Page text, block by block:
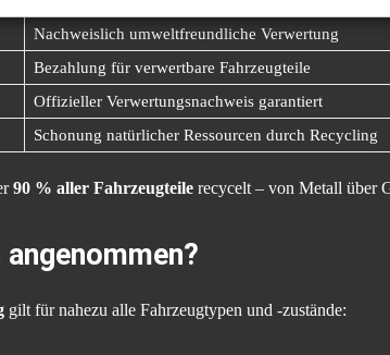
Nachweislich umweltfreundliche Verwertung
Bezahlung für verwertbare Fahrzeugteile
Offizieller Verwertungsnachweis garantiert
Schonung natürlicher Ressourcen durch Recycling
90 % aller Fahrzeugteile recycelt – von Metall über
gilt für nahezu alle Fahrzeugtypen und -zustände: